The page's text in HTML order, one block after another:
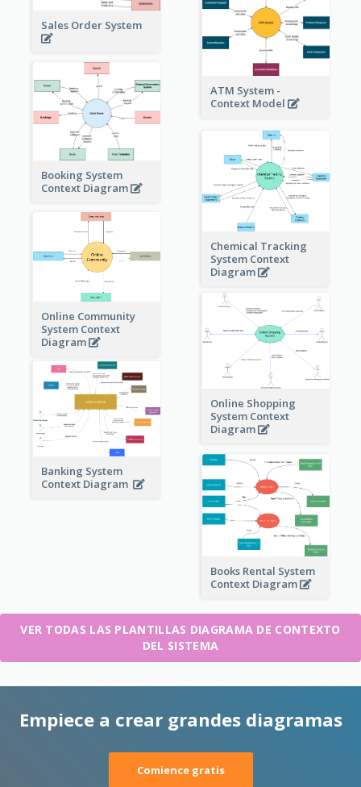
Sales Order System
ATM System -
Context Model
Booking System
Context Diagram
Chemical Tracking
System Context
Diagram
Online Community
System Context
Diagram
Online Shopping
System Context
Diagram
Banking System
Context Diagram
Books Rental System
Context Diagram
VER TODAS LAS PLANTILLAS DIAGRAMA DE CONTEXTO
DEL SISTEMA
Empiece a crear grandes diagramas
Comience gratis